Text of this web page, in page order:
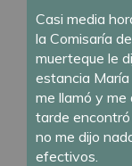
Casi media
la Comisaría
muerteque le
estancia María
me llamó y me
tarde encontró
no me dijo
efectivos.